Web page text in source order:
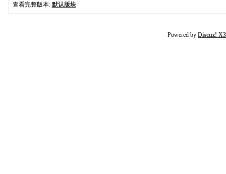
查看完整版本: 默认版块
Powered by Discuz!